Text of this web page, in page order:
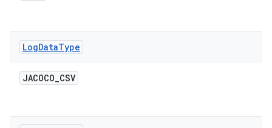
LogDataType
JACOCO_CSV